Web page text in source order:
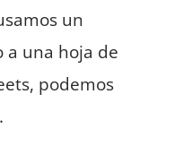
un
una hoja de
podemos